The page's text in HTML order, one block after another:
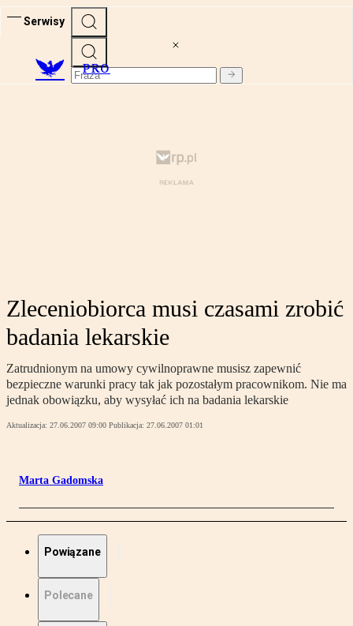
Serwisy
PRO
Zleceniobiorca musi czasami zrobić
badania lekarskie
Zatrudnionym na umowy cywilnoprawne musisz zapewnić
bezpieczne warunki pracy tak jak pozostałym pracownikom. Nie ma
jednak obowiązku, aby wysyłać ich na badania lekarskie
Aktualizacja: 27.06.2007 09:00 Publikacja: 27.06.2007 01:01
Marta Gadomska
Powiązane
Polecane